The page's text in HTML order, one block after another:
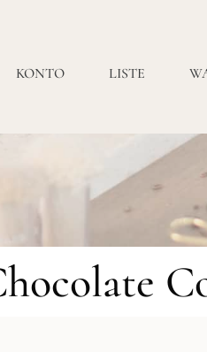
KONTO LISTE